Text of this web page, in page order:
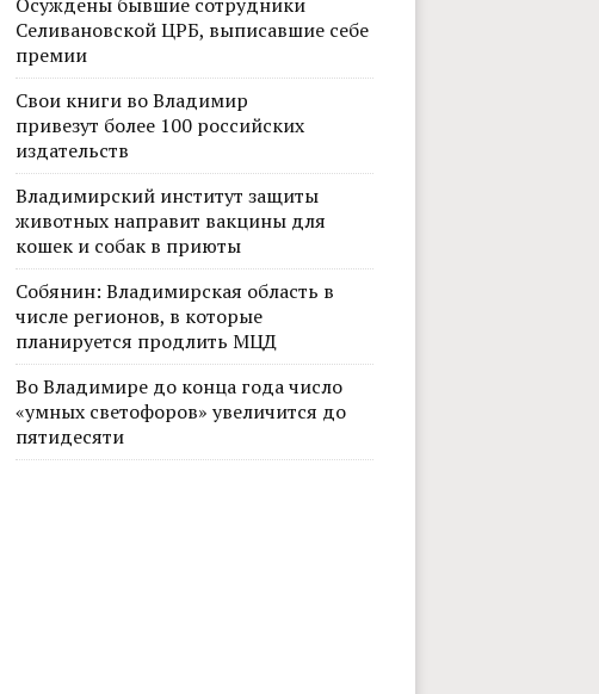
Селивановской ЦРБ, выписавшие себе
премии
Свои книги во Владимир
привезут более 100 российских
издательств
Владимирский институт защиты
животных направит вакцины для
кошек и собак в приюты
Собянин: Владимирская область в
числе регионов, в которые
планируется продлить МЦД
Во Владимире до конца года число
«умных светофоров» увеличится до
пятидесяти